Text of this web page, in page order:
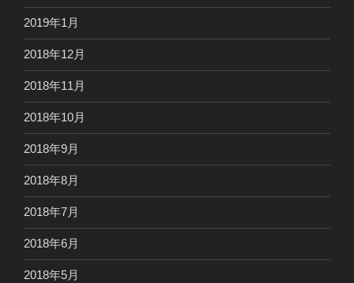
2019年1月
2018年12月
2018年11月
2018年10月
2018年9月
2018年8月
2018年7月
2018年6月
2018年5月